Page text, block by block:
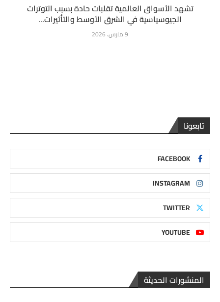
تشهد الأسواق العالمية تقلبات حادة بسبب التوترات
الجيوسياسية في الشرق الأوسط والتأثيرات...
9 مارس، 2026
تابعونا
FACEBOOK
INSTAGRAM
TWITTER
YOUTUBE
المنشورات الحديثة